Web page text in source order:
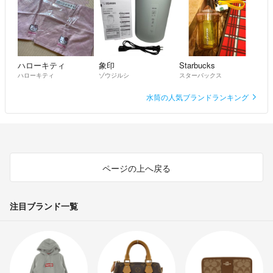
ハローキティ
ハローキティ
象印
ゾウジルシ
Starbucks
スターバックス
水筒の人気ブランドランキング
ページの上へ戻る
注目ブランド一覧